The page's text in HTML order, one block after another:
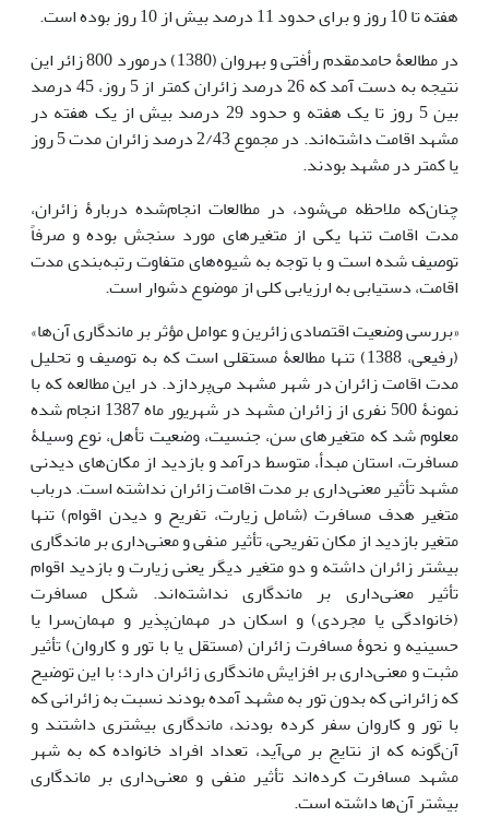
هفته تا 10 روز و برای حدود 11 درصد بیش از 10 روز بوده است.
در مطالعۀ حامدمقدم رأفتی و بهروان (1380) درمورد 800 زائر این
نتیجه به دست آمد که 26 درصد زائران کمتر از 5 روز، 45 درصد
بین 5 روز تا یک هفته و حدود 29 درصد بیش از یک هفته در
مشهد اقامت داشته‌اند. در مجموع 2/43 درصد زائران مدت 5 روز
یا کمتر در مشهد بودند.
چنان‌که ملاحظه می‌شود، در مطالعات انجام‌شده دربارۀ زائران،
مدت اقامت تنها یکی از متغیرهای مورد سنجش بوده و صرفاً
توصیف شده است و با توجه به شیوه‌های متفاوت رتبه‌بندی مدت
اقامت، دستیابی به ارزیابی کلی از موضوع دشوار است.
«بررسی وضعیت اقتصادی زائرین و عوامل مؤثر بر ماندگاری آن‌ها»
(رفیعی، 1388) تنها مطالعۀ مستقلی است که به توصیف و تحلیل
مدت اقامت زائران در شهر مشهد می‌پردازد. در این مطالعه که با
نمونۀ 500 نفری از زائران مشهد در شهریور ماه 1387 انجام شده
معلوم شد که متغیرهای سن، جنسیت، وضعیت تأهل، نوع وسیلۀ
مسافرت، استان مبدأ، متوسط درآمد و بازدید از مکان‌های دیدنی
مشهد تأثیر معنی‌داری بر مدت اقامت زائران نداشته است. درباب
متغیر هدف مسافرت (شامل زیارت، تفریح و دیدن اقوام) تنها
متغیر بازدید از مکان تفریحی، تأثیر منفی و معنی‌داری بر ماندگاری
بیشتر زائران داشته و دو متغیر دیگر یعنی زیارت و بازدید اقوام
تأثیر معنی‌داری بر ماندگاری نداشته‌اند. شکل مسافرت
(خانوادگی یا مجردی) و اسکان در مهمان‌پذیر و مهمان‌سرا یا
حسینیه و نحوۀ مسافرت زائران (مستقل یا با تور و کاروان) تأثیر
مثبت و معنی‌داری بر افزایش ماندگاری زائران دارد؛ با این توضیح
که زائرانی که بدون تور به مشهد آمده بودند نسبت به زائرانی که
با تور و کاروان سفر کرده بودند، ماندگاری بیشتری داشتند و
آن‌گونه که از نتایج بر می‌آید، تعداد افراد خانواده که به شهر
مشهد مسافرت کرده‌اند تأثیر منفی و معنی‌داری بر ماندگاری
بیشتر آن‌ها داشته است.